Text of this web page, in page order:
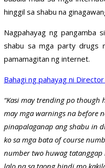
hinggil sa shabu na
Nagpahayag ng pangamba
shabu sa mga party drugs
pamamagitan ng internet.
Bahagi ng pahayag ni
“Kasi may trending po
may mga warnings na before
pinapalaganap ang shabu in
ko sa mga bata of course
number two huwag